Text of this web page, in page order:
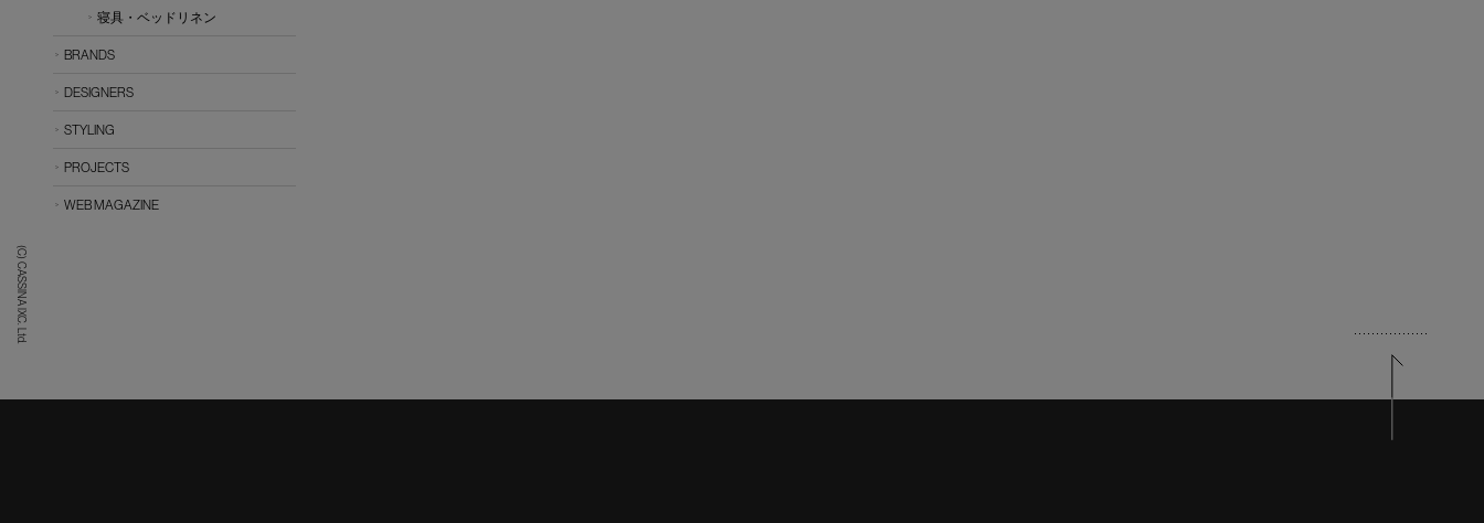
(C) CASSINA IXC. Ltd.
寝具・ベッドリネン
BRANDS
DESIGNERS
STYLING
PROJECTS
WEB MAGAZINE